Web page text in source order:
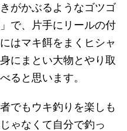
がかぶるようなゴツゴ
で、片手にリールの付
はマキ餌をまくヒシャ
にまとい大物とやり取
ると思います。
でもウキ釣りを楽しも
ゃなくて自分で釣っ